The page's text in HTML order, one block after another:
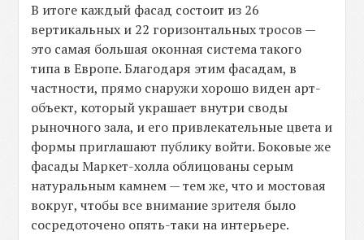
В итоге каждый фасад состоит из 26
вертикальных и 22 горизонтальных тросов —
это самая большая оконная система такого
типа в Европе. Благодаря этим фасадам, в
частности, прямо снаружи хорошо виден арт-
объект, который украшает внутри своды
рыночного зала, и его привлекательные цвета и
формы приглашают публику войти. Боковые же
фасады Маркет-холла облицованы серым
натуральным камнем — тем же, что и мостовая
вокруг, чтобы все внимание зрителя было
сосредоточено опять-таки на интерьере.